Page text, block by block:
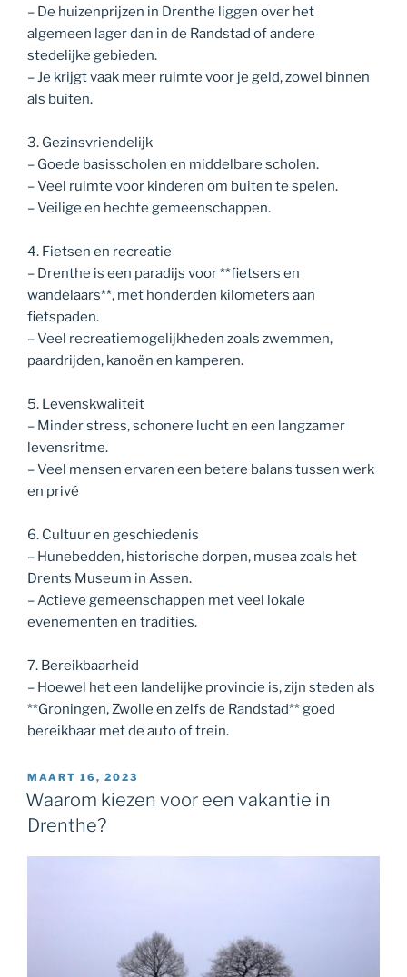
– De huizenprijzen in Drenthe liggen over het
algemeen lager dan in de Randstad of andere
stedelijke gebieden.
– Je krijgt vaak meer ruimte voor je geld, zowel binnen
als buiten.
3. Gezinsvriendelijk
– Goede basisscholen en middelbare scholen.
– Veel ruimte voor kinderen om buiten te spelen.
– Veilige en hechte gemeenschappen.
4. Fietsen en recreatie
– Drenthe is een paradijs voor **fietsers en
wandelaars**, met honderden kilometers aan
fietspaden.
– Veel recreatiemogelijkheden zoals zwemmen,
paardrijden, kanoën en kamperen.
5. Levenskwaliteit
– Minder stress, schonere lucht en een langzamer
levensritme.
– Veel mensen ervaren een betere balans tussen werk
en privé
6. Cultuur en geschiedenis
– Hunebedden, historische dorpen, musea zoals het
Drents Museum in Assen.
– Actieve gemeenschappen met veel lokale
evenementen en tradities.
7. Bereikbaarheid
– Hoewel het een landelijke provincie is, zijn steden als
**Groningen, Zwolle en zelfs de Randstad** goed
bereikbaar met de auto of trein.
GEPLAATST
OP
MAART 16, 2023
Waarom kiezen voor een vakantie in
Drenthe?